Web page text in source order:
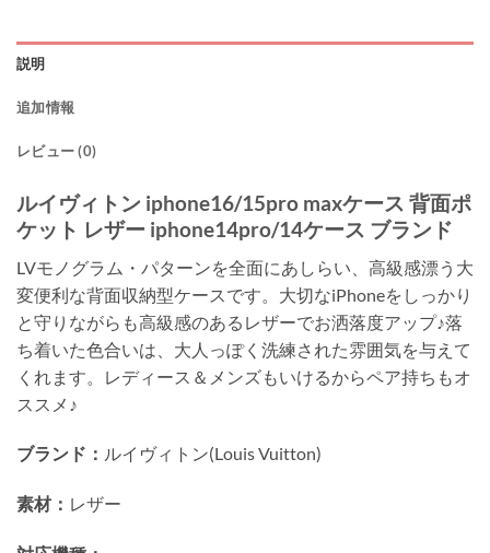
説明
追加情報
レビュー (0)
ルイヴィトン iphone16/15pro maxケース 背面ポ
ケット レザー iphone14pro/14ケース ブランド
LVモノグラム・パターンを全面にあしらい、高級感漂う大
変便利な背面収納型ケースです。大切なiPhoneをしっかり
と守りながらも高級感のあるレザーでお洒落度アップ♪落
ち着いた色合いは、大人っぽく洗練された雰囲気を与えて
くれます。レディース＆メンズもいけるからペア持ちもオ
ススメ♪
ブランド： ルイヴィトン(Louis Vuitton)
素材： レザー